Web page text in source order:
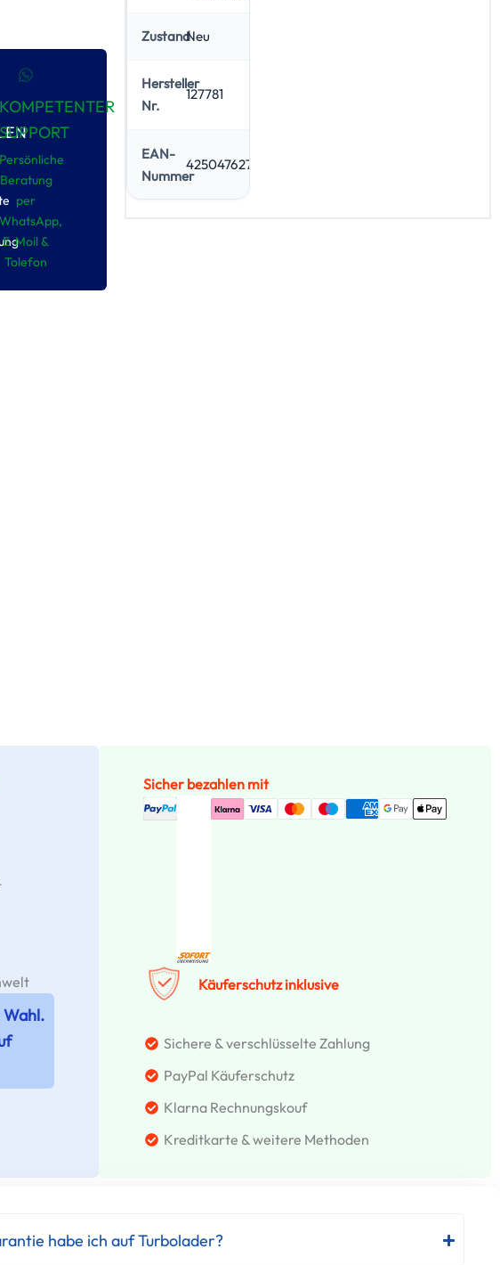
Persönliche
Beratung
per
WhatsApp,
E-Moil &
Tolefon
ZustandNeu
Hersteller
Nr.
127781
EAN-
Nummer
4250476277819
Sicher bezahlen mit
Käuferschutz inklusive
Sichere & verschlüsselte Zahlung
PayPal Käuferschutz
Klarna Rechnungskouf
Kreditkarte & weitere Methoden
habe ich auf Turbolader?